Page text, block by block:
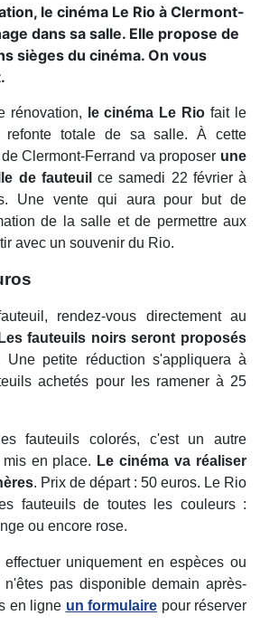
le cinéma Le Rio à Clermont-
dans sa salle. Elle propose de
sièges du cinéma. On vous
rénovation, le cinéma Le Rio fait le
refonte totale de sa salle. À cette
Clermont-Ferrand va proposer une
de fauteuil ce samedi 22 février à
Une vente qui aura pour but de
de la salle et de permettre aux
avec un souvenir du Rio.
rendez-vous directement au
Les fauteuils noirs seront proposés
Une petite réduction s'appliquera à
achetés pour les ramener à 25
fauteuils colorés, c'est un autre
en place. Le cinéma va réaliser
. Prix de départ : 50 euros. Le Rio
fauteuils de toutes les couleurs :
ou encore rose.
uniquement en espèces ou
pas disponible demain après-
en ligne un formulaire pour réserver